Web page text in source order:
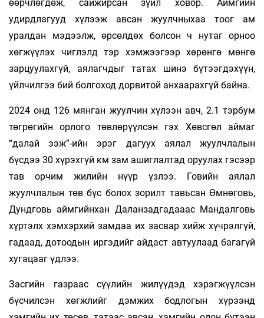
өөрчлөгдөж, сайжирсан зүйл ховор. Аймгийн
удирдлагууд хүлээж авсан жуулчныхаа тоог ам
уралдан мэдээлж, өрсөлдөх болсон ч нутаг орноо
хөгжүүлэх чиглэлд тэр хэмжээгээр хөрөнгө мөнгө
зарцуулахгүй, аялагчдыг татах шинэ бүтээгдэхүүн,
үйлчилгээ бий болгоход дорвитой анхаарахгүй байна.
2024 онд 126 мянган жуулчин хүлээн авч, 2.1 тэрбум
төгрөгийн орлого төвлөрүүлсэн гэх Хөвсгөл аймаг
“далай ээж”-ийн эрэг дагуух аялал жуулчлалын
бүсдээ 30 хүрэхгүй км зам ашиглалтад оруулах гэсээр
тав орчим жилийн нүүр үзлээ. Говийн аялал
жуулчлалын төв бүс болох зорилт тавьсан Өмнөговь,
Дундговь аймгийнхан Даланзадгадааас Мандалговь
хүртэлх хэмхэрхий замдаа их засвар хийж хүчрэлгүй,
гадаад, дотоодын иргэдийг айдаст автуулаад багагүй
хугацааг үдлээ.
Засгийн газраас сүүлийн жилүүдэд хэрэгжүүлсэн
бүсчилсэн хөгжлийг дэмжих бодлогын хүрээнд